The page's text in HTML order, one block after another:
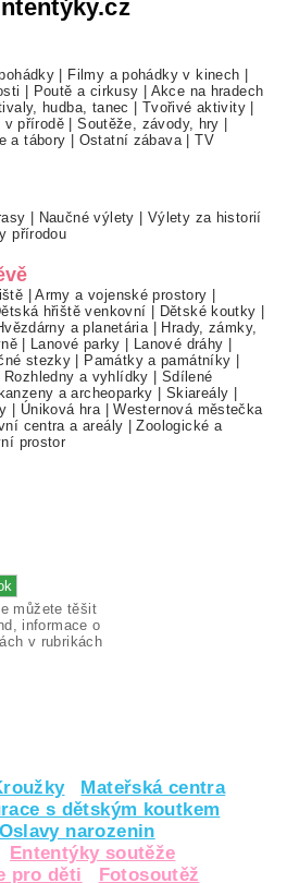
| Filmy a pohádky v kinech |
| Poutě a cirkusy | Akce na hradech
hudba, tanec | Tvořivé aktivity |
přírodě |Soutěže, závody, hry |
a tábory | Ostatní zábava |TV
| Naučné výlety | Výlety za historií
přírodou
|Army a vojenské prostory |
hřiště venkovní | Dětské koutky |
a planetária | Hrady, zámky,
| Lanové parky | Lanové dráhy |
stezky | Památky a památníky |
Rozhledny a vyhlídky | Sdílené
a archeoparky | Skiareály |
| Úniková hra |Westernová městečka
centra a areály |Zoologické a
prostor
můžete těšit
informace o
v rubrikách
Mateřská centra
s dětským koutkem
Oslavy narozenin
Ententýky soutěže
pro děti Fotosoutěž